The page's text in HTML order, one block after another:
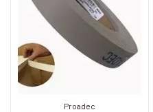
Proadec